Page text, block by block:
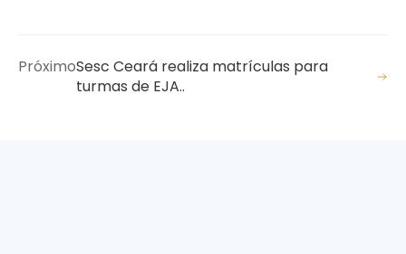
PróximoSesc Ceará realiza matrículas para
turmas de EJA..